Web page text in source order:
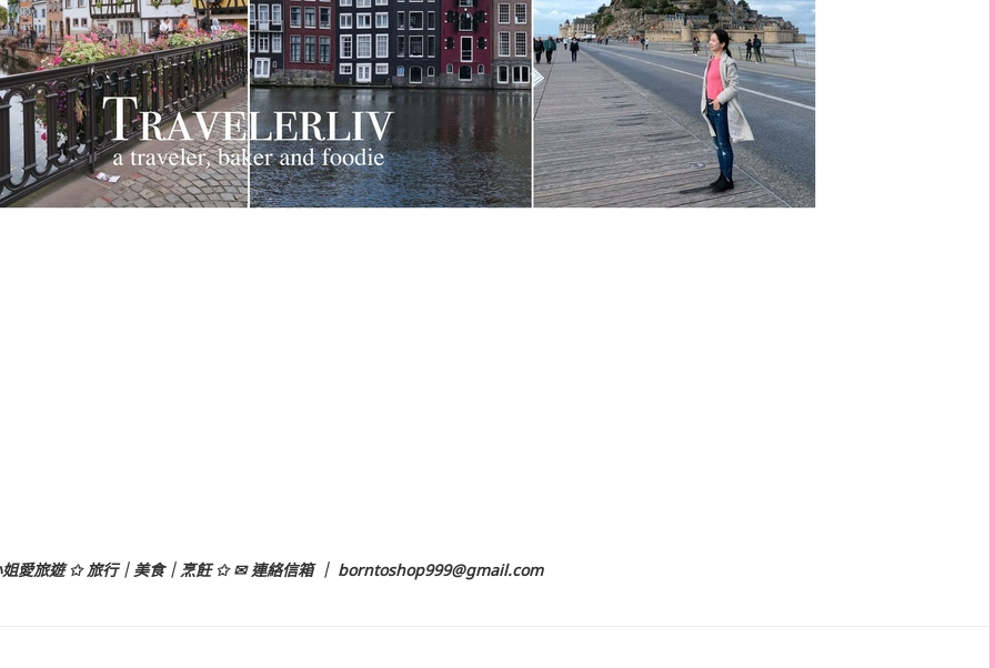
愛旅遊 ✩ 旅行｜美食｜烹飪 ✩ ✉ 連絡信箱 ｜ borntoshop999@gmail.com